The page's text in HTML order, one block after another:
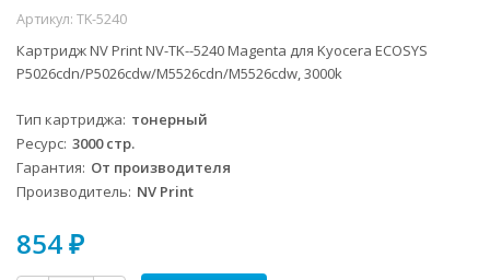
Артикул: TK-5240
Картридж NV Print NV-TK--5240 Magenta для Kyocera ECOSYS
P5026cdn/P5026cdw/M5526cdn/M5526cdw, 3000k
Тип картриджа тонерный
Ресурс 3000 стр.
Гарантия От производителя
Производитель NV Print
854 ₽